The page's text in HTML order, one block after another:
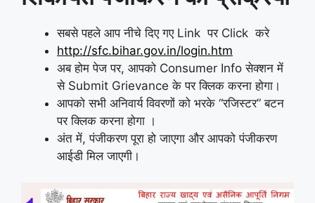
सबसे पहले आप नीचे दिए गए Link पर Click करे
http://sfc.bihar.gov.in/login.htm
अब होम पेज पर, आपको Consumer Info सेक्शन में
से Submit Grievance के पर क्लिक करना होगा।
आपको सभी अनिवार्य विवरणों को भरके “रजिस्टर” बटन
पर क्लिक करना होगा ।
अंत में, पंजीकरण पूरा हो जाएगा और आपको पंजीकरण
आईडी मिल जाएगी।